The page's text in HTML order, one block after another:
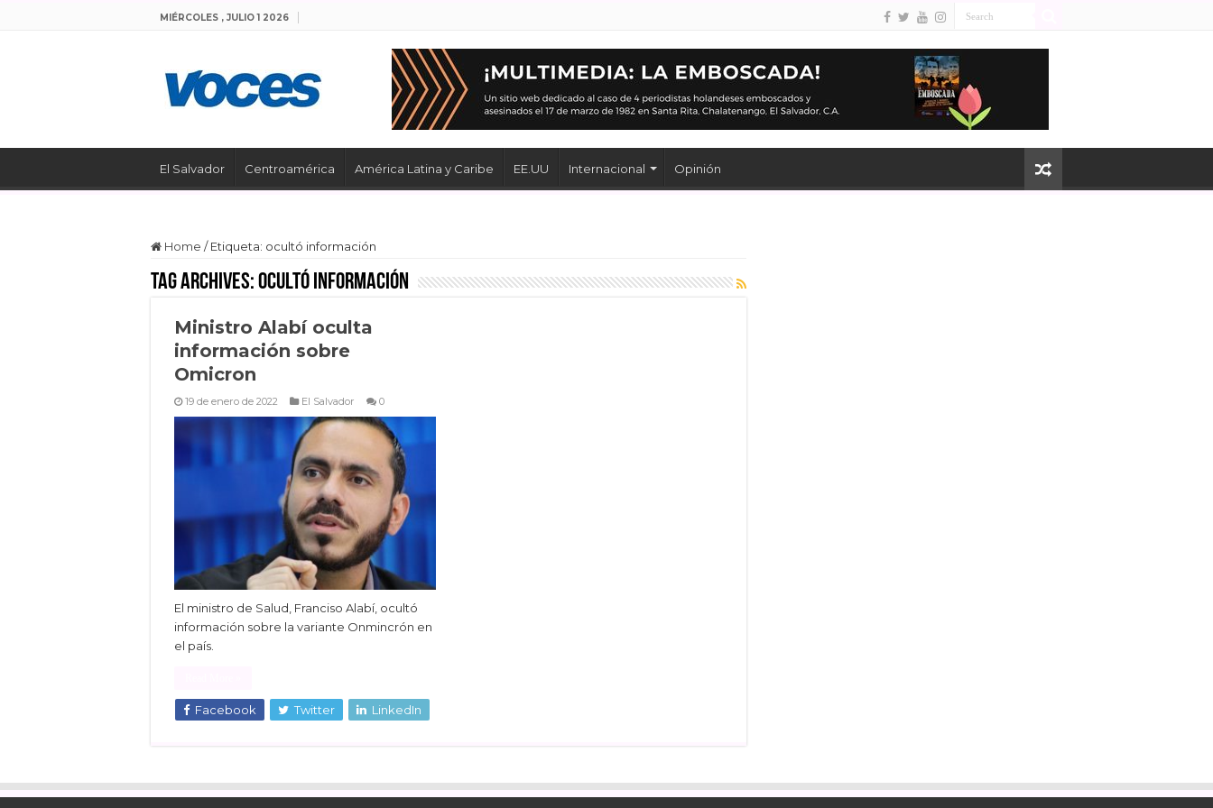
MIÉRCOLES , JULIO 1 2026
El Salvador Centroamérica América Latina y Caribe EE.UU Internacional Opinión
Home / Etiqueta: ocultó información
Tag Archives:ocultó información
Ministro Alabí oculta
información sobre
Omicron
19 de enero de 2022 El Salvador 0
El ministro de Salud, Franciso Alabí, ocultó
información sobre la variante Onmincrón en
el país.
Facebook Twitter LinkedIn